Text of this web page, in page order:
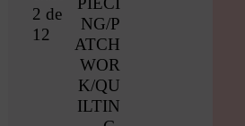
2 de
12
NG/P
ATCH
WOR
K/QU
ILTIN